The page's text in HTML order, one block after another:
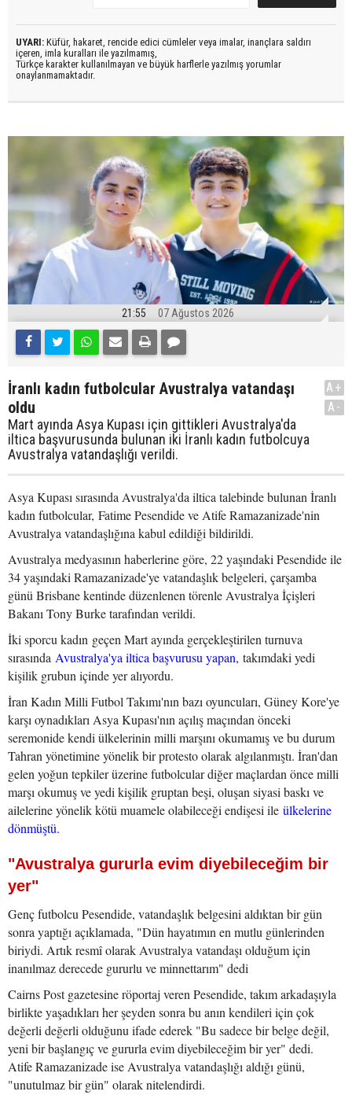
UYARI: Küfür, hakaret, rencide edici cümleler veya imalar, inançlara saldırı
içeren, imla kuralları ile yazılmamış,
Türkçe karakter kullanılmayan ve büyük harflerle yazılmış yorumlar
onaylanmamaktadır.
21:55 07 Ağustos 2026
İranlı kadın futbolcular Avustralya vatandaşı
oldu
Mart ayında Asya Kupası için gittikleri Avustralya'da
iltica başvurusunda bulunan iki İranlı kadın futbolcuya
Avustralya vatandaşlığı verildi.
A+
A-
Asya Kupası sırasında Avustralya'da iltica talebinde bulunan İranlı
kadın futbolcular, Fatime Pesendide ve Atife Ramazanizade'nin
Avustralya vatandaşlığına kabul edildiği bildirildi.
Avustralya medyasının haberlerine göre, 22 yaşındaki Pesendide ile
34 yaşındaki Ramazanizade'ye vatandaşlık belgeleri, çarşamba
günü Brisbane kentinde düzenlenen törenle Avustralya İçişleri
Bakanı Tony Burke tarafından verildi.
İki sporcu kadın geçen Mart ayında gerçekleştirilen turnuva
sırasında Avustralya'ya iltica başvurusu yapan, takımdaki yedi
kişilik grubun içinde yer alıyordu.
İran Kadın Milli Futbol Takımı'nın bazı oyuncuları, Güney Kore'ye
karşı oynadıkları Asya Kupası'nın açılış maçından önceki
seremonide kendi ülkelerinin milli marşını okumamış ve bu durum
Tahran yönetimine yönelik bir protesto olarak algılanmıştı. İran'dan
gelen yoğun tepkiler üzerine futbolcular diğer maçlardan önce milli
marşı okumuş ve yedi kişilik gruptan beşi, oluşan siyasi baskı ve
ailelerine yönelik kötü muamele olabileceği endişesi ile ülkelerine
dönmüştü.
"Avustralya gururla evim diyebileceğim bir
yer"
Genç futbolcu Pesendide, vatandaşlık belgesini aldıktan bir gün
sonra yaptığı açıklamada, "Dün hayatımın en mutlu günlerinden
biriydi. Artık resmî olarak Avustralya vatandaşı olduğum için
inanılmaz derecede gururlu ve minnettarım" dedi
Cairns Post gazetesine röportaj veren Pesendide, takım arkadaşıyla
birlikte yaşadıkları her şeyden sonra bu anın kendileri için çok
değerli değerli olduğunu ifade ederek "Bu sadece bir belge değil,
yeni bir başlangıç ve gururla evim diyebileceğim bir yer" dedi.
Atife Ramazanizade ise Avustralya vatandaşlığı aldığı günü,
"unutulmaz bir gün" olarak nitelendirdi.